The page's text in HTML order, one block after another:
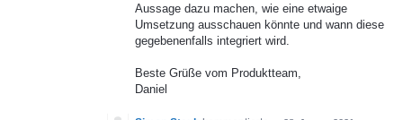
Aussage dazu machen, wie eine etwaige
Umsetzung ausschauen könnte und wann diese
gegebenenfalls integriert wird.
Beste Grüße vom Produktteam,
Daniel